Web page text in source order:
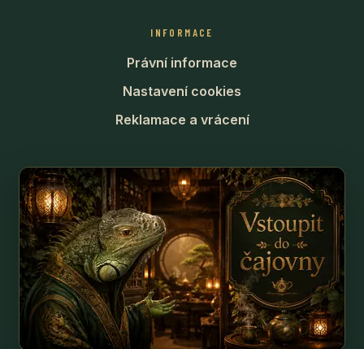
INFORMACE
Právní informace
Nastavení cookies
Reklamace a vrácení